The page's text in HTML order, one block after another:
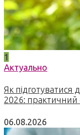
1
Актуально
Як підготуватися
2026: практичний
06.08.2026